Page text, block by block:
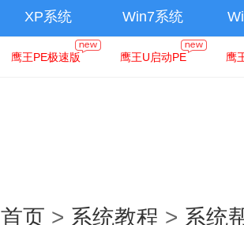
XP系统 Win7系统
鹰王PE极速版 鹰王U启动PE 鹰
首页 > 系统教程 > 系统